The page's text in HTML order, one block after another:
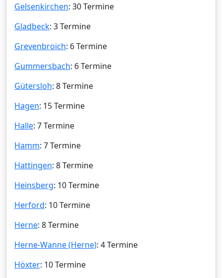
Gelsenkirchen: 30 Termine
Gladbeck: 3 Termine
Grevenbroich: 6 Termine
Gummersbach: 6 Termine
Gütersloh: 8 Termine
Hagen: 15 Termine
Halle: 7 Termine
Hamm: 7 Termine
Hattingen: 8 Termine
Heinsberg: 10 Termine
Herford: 10 Termine
Herne: 8 Termine
Herne-Wanne (Herne): 4 Termine
Höxter: 10 Termine